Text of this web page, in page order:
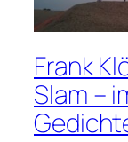
Frank
Slam –